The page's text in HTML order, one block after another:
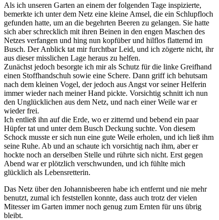
Als ich unseren Garten an einem der folgenden Tage inspizierte,
bemerkte ich unter dem Netz eine kleine Amsel, die ein Schlupfloch
gefunden hatte, um an die begehrten Beeren zu gelangen. Sie hatte
sich aber schrecklich mit ihren Beinen in den engen Maschen des
Netzes verfangen und hing nun kopfüber und hilflos flatternd im
Busch. Der Anblick tat mir furchtbar Leid, und ich zögerte nicht, ihr
aus dieser misslichen Lage heraus zu helfen.
Zunächst jedoch besorgte ich mir als Schutz für die linke Greifhand
einen Stoffhandschuh sowie eine Schere. Dann griff ich behutsam
nach dem kleinen Vogel, der jedoch aus Angst vor seiner Helferin
immer wieder nach meiner Hand pickte. Vorsichtig schnitt ich nun
den Unglücklichen aus dem Netz, und nach einer Weile war er
wieder frei.
Ich entließ ihn auf die Erde, wo er zitternd und bebend ein paar
Hüpfer tat und unter dem Busch Deckung suchte. Von diesem
Schock musste er sich nun eine gute Weile erholen, und ich ließ ihm
seine Ruhe. Ab und an schaute ich vorsichtig nach ihm, aber er
hockte noch an derselben Stelle und rührte sich nicht. Erst gegen
Abend war er plötzlich verschwunden, und ich fühlte mich
glücklich als Lebensretterin.
Das Netz über den Johannisbeeren habe ich entfernt und nie mehr
benutzt, zumal ich feststellen konnte, dass auch trotz der vielen
Mitesser im Garten immer noch genug zum Ernten für uns übrig
bleibt.